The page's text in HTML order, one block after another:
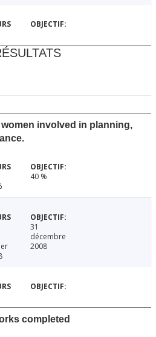
involved in planning,
40 %
31
décembre
2008
completed